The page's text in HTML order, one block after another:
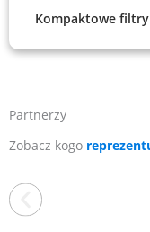
Kompaktowe filtry
Partnerzy
Zobacz kogo